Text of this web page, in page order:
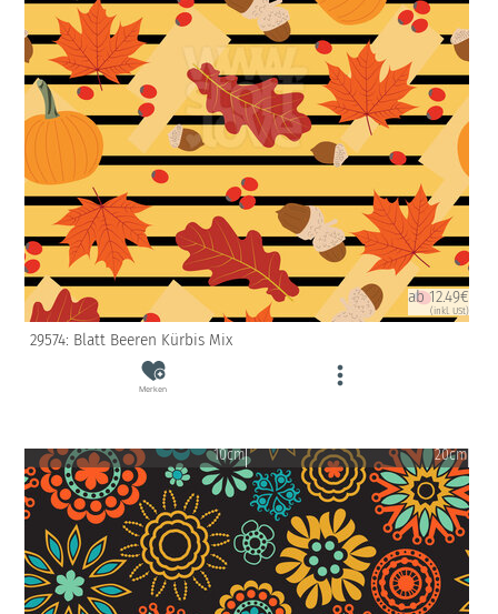
ab 12.49€
(inkl. USt)
29574: Blatt Beeren Kürbis Mix
Merken
10cm 20cm